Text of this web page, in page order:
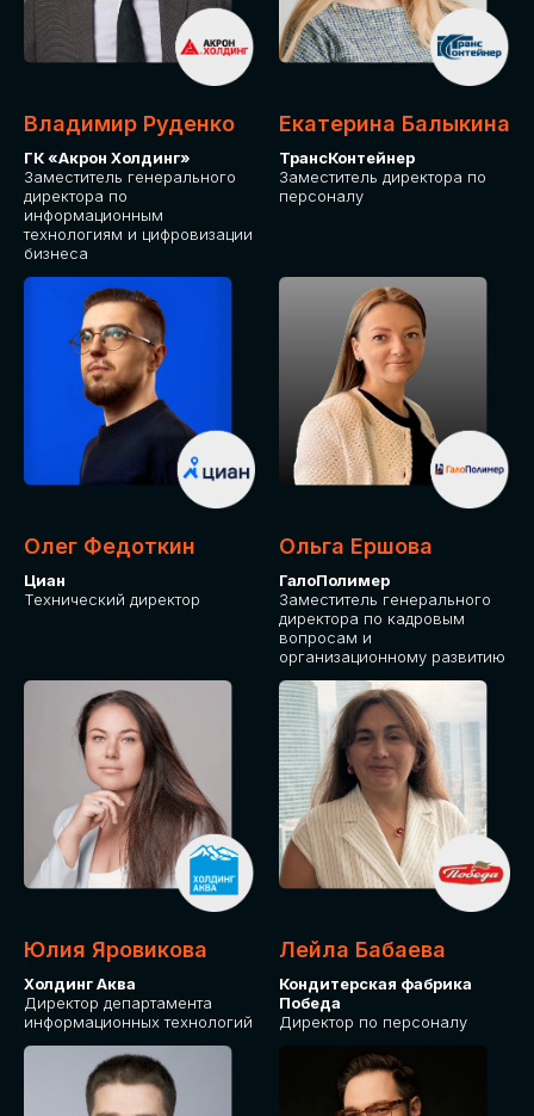
Владимир Руденко
ГК «Акрон Холдинг»
Заместитель генерального
директора по
информационным
технологиям и цифровизации
бизнеса
Екатерина Балыкина
ТрансКонтейнер
Заместитель директора по
персоналу
Олег Федоткин
Циан
Технический директор
Ольга Ершова
ГалоПолимер
Заместитель генерального
директора по кадровым
вопросам и
организационному развитию
Юлия Яровикова
Холдинг Аква
Директор департамента
информационных технологий
Лейла Бабаева
Кондитерская фабрика
Победа
Директор по персоналу